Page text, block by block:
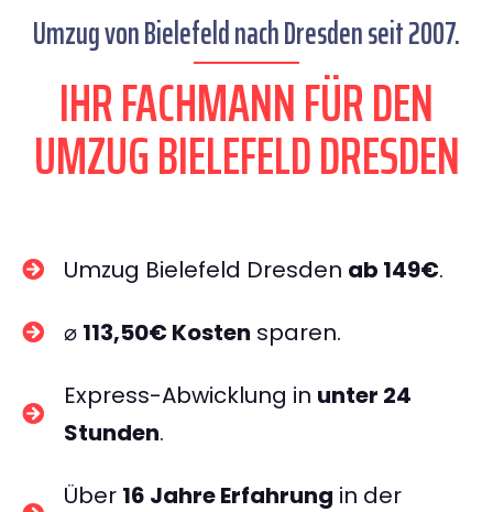
Umzug von Bielefeld nach Dresden seit 2007.
IHR FACHMANN FÜR DEN
UMZUG BIELEFELD DRESDEN
Umzug Bielefeld Dresden ab 149€.
⌀ 113,50€ Kosten sparen.
Express-Abwicklung in unter 24
Stunden.
Über 16 Jahre Erfahrung in der